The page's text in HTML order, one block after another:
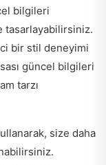
bilgileri
tasarlayabilirsiniz.
bir stil deneyimi
güncel bilgileri
tarzı
size daha